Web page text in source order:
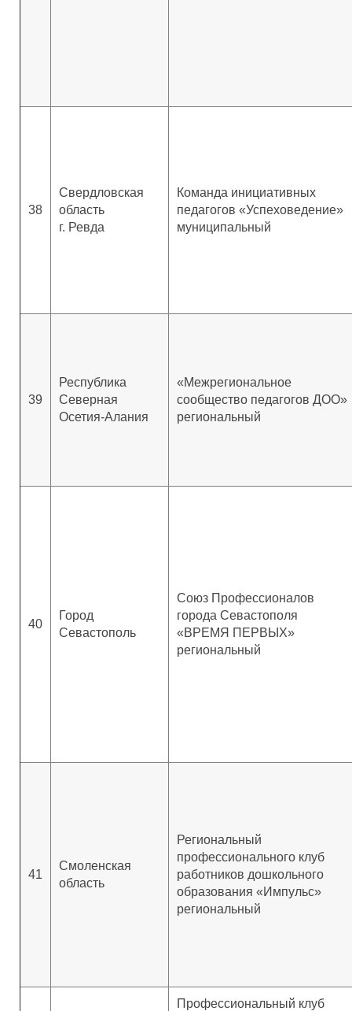
38
Свердловская
область
г. Ревда
Команда инициативных
педагогов «Успеховедение»
муниципальный
39
Республика
Северная
Осетия-Алания
«Межрегиональное
сообщество педагогов ДОО»
региональный
40
Город
Севастополь
Союз Профессионалов
города Севастополя
«ВРЕМЯ ПЕРВЫХ»
региональный
41
Смоленская
область
Региональный
профессионального клуб
работников дошкольного
образования «Импульс»
региональный
Профессиональный клуб